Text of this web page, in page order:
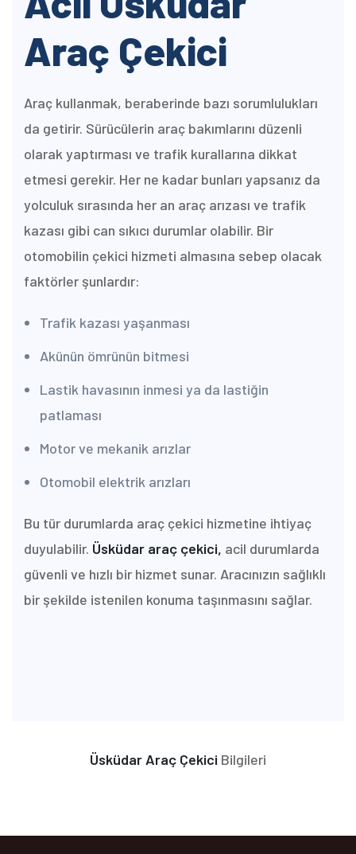
Araç Çekici
Araç kullanmak, beraberinde bazı sorumlulukları
da getirir. Sürücülerin araç bakımlarını düzenli
olarak yaptırması ve trafik kurallarına dikkat
etmesi gerekir. Her ne kadar bunları yapsanız da
yolculuk sırasında her an araç arızası ve trafik
kazası gibi can sıkıcı durumlar olabilir. Bir
otomobilin çekici hizmeti almasına sebep olacak
faktörler şunlardır:
Trafik kazası yaşanması
Akünün ömrünün bitmesi
Lastik havasının inmesi ya da lastiğin
patlaması
Motor ve mekanik arızlar
Otomobil elektrik arızları
Bu tür durumlarda araç çekici hizmetine ihtiyaç
duyulabilir. Üsküdar araç çekici, acil durumlarda
güvenli ve hızlı bir hizmet sunar. Aracınızın sağlıklı
bir şekilde istenilen konuma taşınmasını sağlar.
Üsküdar Araç Çekici Bilgileri